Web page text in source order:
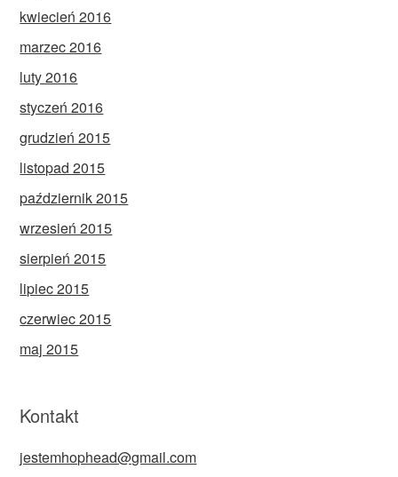
kwiecień 2016
marzec 2016
luty 2016
styczeń 2016
grudzień 2015
listopad 2015
październik 2015
wrzesień 2015
sierpień 2015
lipiec 2015
czerwiec 2015
maj 2015
Kontakt
jestemhophead@gmail.com